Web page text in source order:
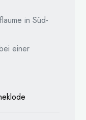
in Süd-
einer